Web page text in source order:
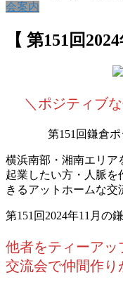
会案内
【 第151回
＼ポジティブ
第151回鎌倉
横浜南部・湘南エリア
起業したい方・人脈
きるアットホームな交
第151回2024年11月の
他者をティーアッ
交流会で仲間作り